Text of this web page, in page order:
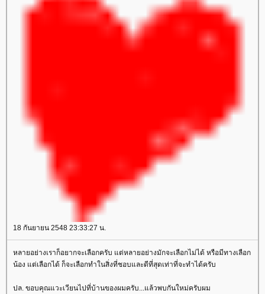
18 กันยายน 2548 23:33:27 น.
หลายอย่างเราก็อยากจะเลือกครับ แต่หลายอย่างมักจะเลือกไม่ได้ หรือมีทางเลือก
น้อง แต่เลือกได้ ก็จะเลือกทำในสิ่งที่ชอบและดีที่สุดเท่าที่จะทำได้ครับ
ปล. ขอบคุณแวะเวียนไปที่บ้านของผมครับ...แล้วพบกันใหม่ครับผม